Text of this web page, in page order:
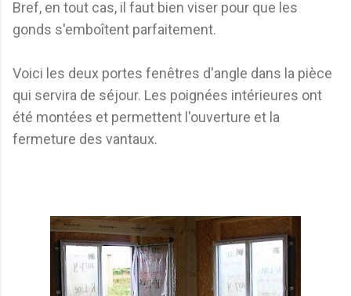
Bref, en tout cas, il faut bien viser pour que les
gonds s'emboîtent parfaitement.
Voici les deux portes fenêtres d'angle dans la pièce
qui servira de séjour. Les poignées intérieures ont
été montées et permettent l'ouverture et la
fermeture des vantaux.